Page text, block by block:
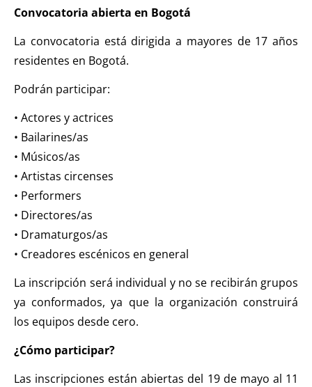
Convocatoria abierta en Bogotá
La convocatoria está dirigida a mayores de 17 años
residentes en Bogotá.
Podrán participar:
• Actores y actrices
• Bailarines/as
• Músicos/as
• Artistas circenses
• Performers
• Directores/as
• Dramaturgos/as
• Creadores escénicos en general
La inscripción será individual y no se recibirán grupos
ya conformados, ya que la organización construirá
los equipos desde cero.
¿Cómo participar?
Las inscripciones están abiertas del 19 de mayo al 11